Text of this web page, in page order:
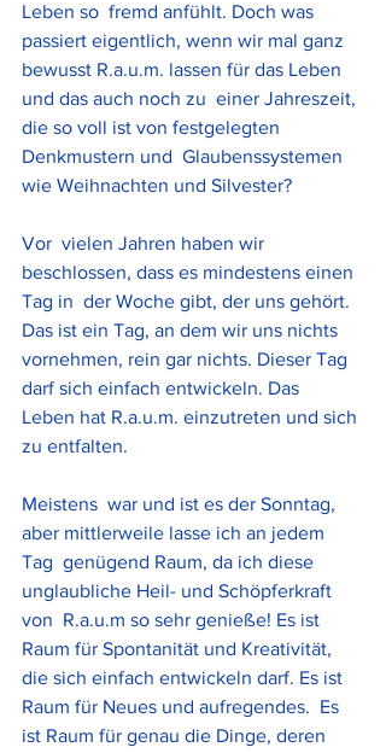
Leben so  fremd anfühlt. Doch was
passiert eigentlich, wenn wir mal ganz
bewusst R.a.u.m. lassen für das Leben
und das auch noch zu  einer Jahreszeit,
die so voll ist von festgelegten
Denkmustern und  Glaubenssystemen
wie Weihnachten und Silvester?
Vor  vielen Jahren haben wir
beschlossen, dass es mindestens einen
Tag in  der Woche gibt, der uns gehört.
Das ist ein Tag, an dem wir uns nichts
vornehmen, rein gar nichts. Dieser Tag
darf sich einfach entwickeln. Das
Leben hat R.a.u.m. einzutreten und sich
zu entfalten.
Meistens  war und ist es der Sonntag,
aber mittlerweile lasse ich an jedem
Tag  genügend Raum, da ich diese
unglaubliche Heil- und Schöpferkraft
von  R.a.u.m so sehr genieße! Es ist
Raum für Spontanität und Kreativität,
die sich einfach entwickeln darf. Es ist
Raum für Neues und aufregendes.  Es
ist Raum für genau die Dinge, deren